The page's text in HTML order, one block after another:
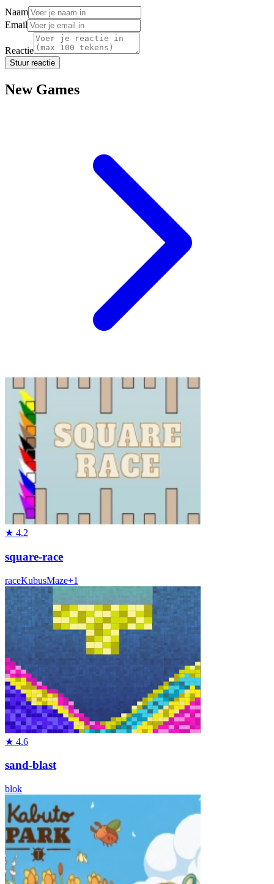
Naam
Email
Reactie
Stuur reactie
New Games
★ 4.2
square-race
raceKubusMaze+1
★ 4.6
sand-blast
blok